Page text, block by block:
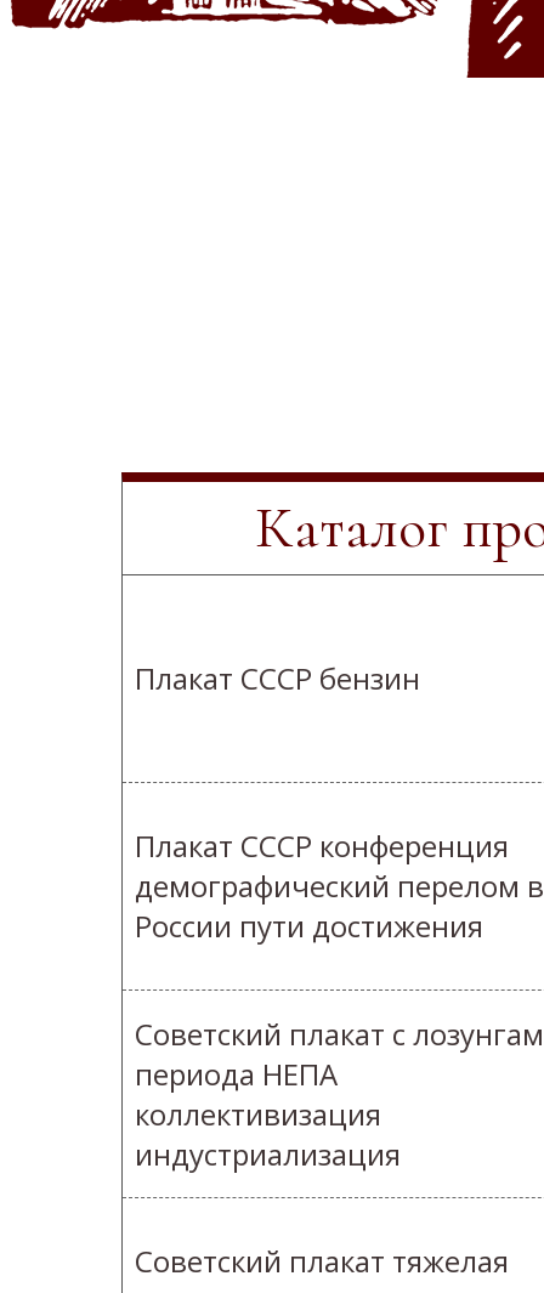
Каталог
Плакат СССР бензин
Плакат СССР конференция
демографический перелом в
России пути достижения
Советский плакат с
периода НЕПА
коллективизация
индустриализация
Советский плакат тяжелая